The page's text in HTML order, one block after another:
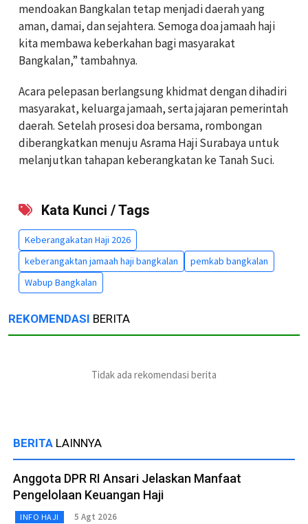
mendoakan Bangkalan tetap menjadi daerah yang
aman, damai, dan sejahtera. Semoga doa jamaah haji
kita membawa keberkahan bagi masyarakat
Bangkalan,” tambahnya.
Acara pelepasan berlangsung khidmat dengan dihadiri
masyarakat, keluarga jamaah, serta jajaran pemerintah
daerah. Setelah prosesi doa bersama, rombongan
diberangkatkan menuju Asrama Haji Surabaya untuk
melanjutkan tahapan keberangkatan ke Tanah Suci.
Kata Kunci / Tags
Keberangakatan Haji 2026
keberangaktan jamaah haji bangkalan
pemkab bangkalan
Wabup Bangkalan
REKOMENDASI BERITA
Tidak ada rekomendasi berita
BERITA LAINNYA
Anggota DPR RI Ansari Jelaskan Manfaat
Pengelolaan Keuangan Haji
INFO HAJI 5 Agt 2026